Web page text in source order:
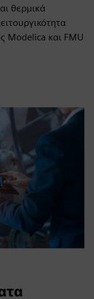
θερμικά
Modelica και FMU